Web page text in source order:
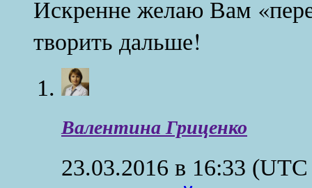
Искренне желаю Вам
творить дальше!
Валентина Гриценко
23.03.2016 в 16:33